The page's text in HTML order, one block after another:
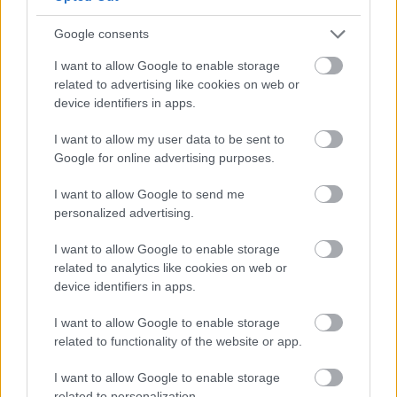
Google consents
I want to allow Google to enable storage
related to advertising like cookies on web or
device identifiers in apps.
I want to allow my user data to be sent to
Google for online advertising purposes.
I want to allow Google to send me
personalized advertising.
I want to allow Google to enable storage
related to analytics like cookies on web or
device identifiers in apps.
I want to allow Google to enable storage
related to functionality of the website or app.
I want to allow Google to enable storage
Najnovšie príspevky
Re: Takto sa rieši málo úložného miesta. V tomto byte
stačil jeden prvok | Môjdom.sk